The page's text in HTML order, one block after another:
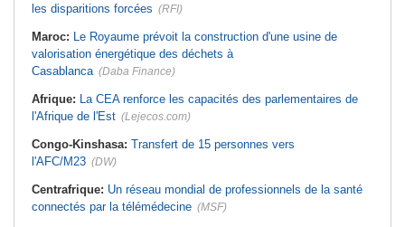
les disparitions forcées (RFI)
Maroc: Le Royaume prévoit la construction d'une usine de
valorisation énergétique des déchets à
Casablanca (Daba Finance)
Afrique: La CEA renforce les capacités des parlementaires de
l'Afrique de l'Est (Lejecos.com)
Congo-Kinshasa: Transfert de 15 personnes vers
l'AFC/M23 (DW)
Centrafrique: Un réseau mondial de professionnels de la santé
connectés par la télémédecine (MSF)